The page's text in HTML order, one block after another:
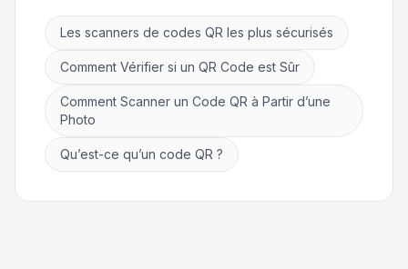
Les scanners de codes QR les plus sécurisés
Comment Vérifier si un QR Code est Sûr
Comment Scanner un Code QR à Partir d’une
Photo
Qu’est-ce qu’un code QR ?